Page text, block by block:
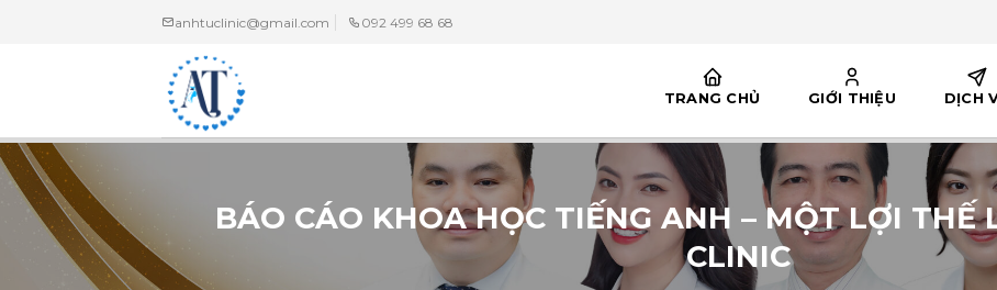
anhtuclinic@gmail.com 092 499 68 68
TRANG CHỦ GIỚI THIỆU DỊCH
BÁO CÁO KHOA HỌC TIẾNG ANH – MỘT LỢI THẾ
CLINIC